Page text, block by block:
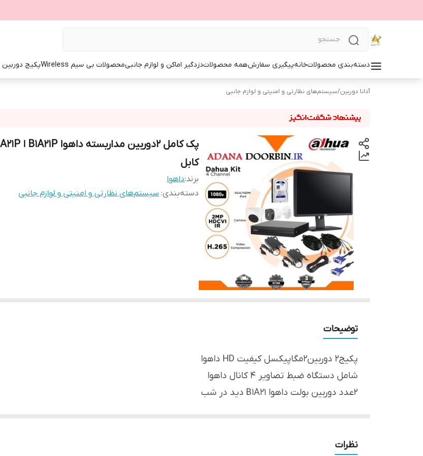
دسته‌بندی محصولاتخانهپیگیری سفارشهمه محصولاتدزدگیر اماکن و لوازم جانبیمحصولات بی سیم Wireless پکیج دوربین
آدانا دوربین/سیستم‌های نظارتی و امنیتی و لوازم جانبی
کابل
برند:داهوا
دسته‌بندی: سیستم‌های نظارتی و امنیتی و لوازم جانبی
توضیحات
پکیج2 دوربین2مگاپیکسل کیفیت HD داهوا
شامل دستگاه ضبط تصاویر 4 کانال داهوا
2عدد دوربین بولت داهوا B1A21 دید در شب
4عدد فیش تصویر
نظرات